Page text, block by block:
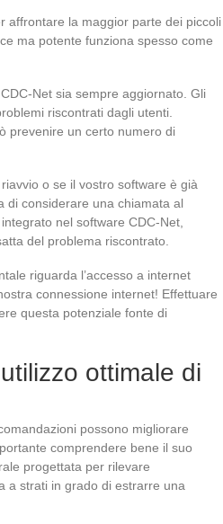
affrontare la maggior parte dei piccoli
ma potente funziona spesso come
Net sia sempre aggiornato. Gli
riscontrati dagli utenti.
prevenire un certo numero di
o se il vostro software è già
di considerare una chiamata al
nel software CDC-Net,
del problema riscontrato.
riguarda l’accesso a internet
connessione internet! Effettuare
questa potenziale fonte di
ottimale di
possono migliorare
comprendere bene il suo
progettata per rilevare
a strati in grado di estrarre una